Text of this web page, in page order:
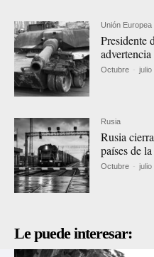
Unión Europea
Presidente
Octubre - julio
Rusia
Rusia
países de
Octubre - julio
Le puede interesar: